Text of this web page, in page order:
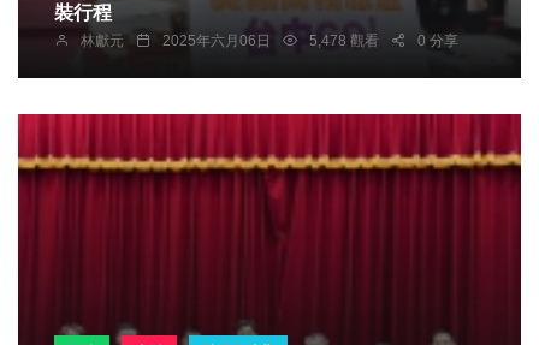
裝行程
林獻元 2025年六月06日 5,478 觀看 0 分享